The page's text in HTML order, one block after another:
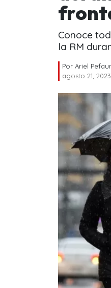
Conoce
la RM
Por Ariel Pefaur
agosto 21,